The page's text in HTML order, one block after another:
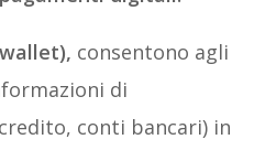
consentono agli
di
conti bancari) in